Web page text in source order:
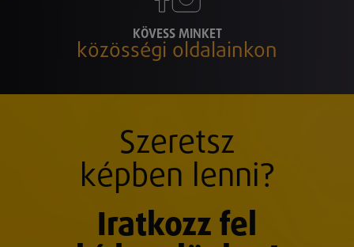
KÖVESS MINKET
közösségi oldalainkon
Szeretsz
képben lenni?
Iratkozz fel